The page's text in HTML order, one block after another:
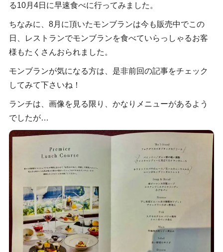
る10月4日に早速食べに行ってみました。
ちなみに、8月に頂いたモンブランは今も販売中でこの
日、レストランでモンブランを食べていらっしゃるお客
様もたくさんおられました。
モンブランが気になる方は、是非前回の記事をチェック
してみて下さいね！
ランチは、画像を見る限り、かなりメニューがあるよう
でしたが…